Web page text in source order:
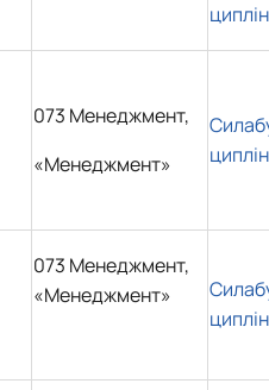
073 Менеджмент,
«Менеджмент»
073 Менеджмент,
«Менеджмент»